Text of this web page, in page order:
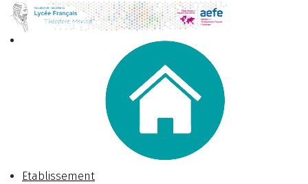
Etablissement